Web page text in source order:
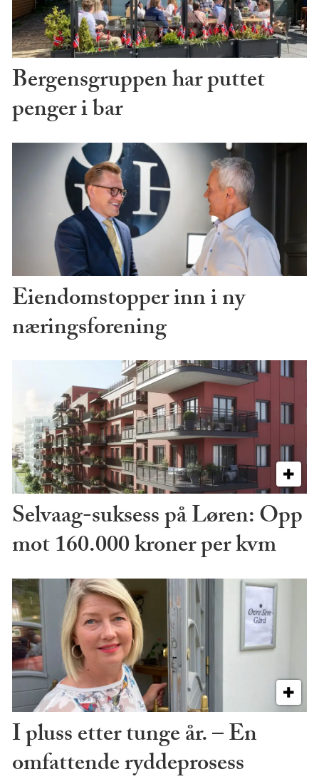
Bergensgruppen har puttet
penger i bar
Eiendomstopper inn i ny
næringsforening
Selvaag-suksess på Løren: Opp
mot 160.000 kroner per kvm
I pluss etter tunge år. – En
omfattende ryddeprosess